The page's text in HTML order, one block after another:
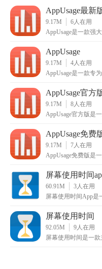
AppUsage最新
9.17M 6 人在用
AppUsage是一款强
AppUsage
9.17M 4 人在用
AppUsage是一款专
AppUsage官方
9.17M 8 人在用
AppUsage官方版是一
AppUsage免费
9.17M 7 人在用
AppUsage免费版是
屏幕使用时间
60.91M 3 人在用
屏幕使用时间App是
屏幕使用时间
92.05M 9 人在用
屏幕使用时间是一款